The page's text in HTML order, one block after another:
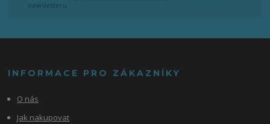
newsletteru.
INFORMACE PRO ZÁKAZNÍKY
O nás
Jak nakupovat